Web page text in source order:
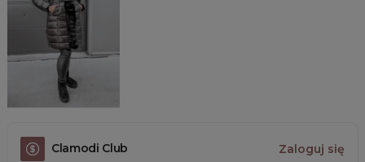
Clamodi Club Zaloguj się